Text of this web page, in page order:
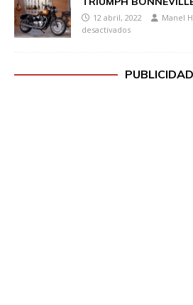
12 abril, 2022 Manel
desactivados
PUBLICIDAD